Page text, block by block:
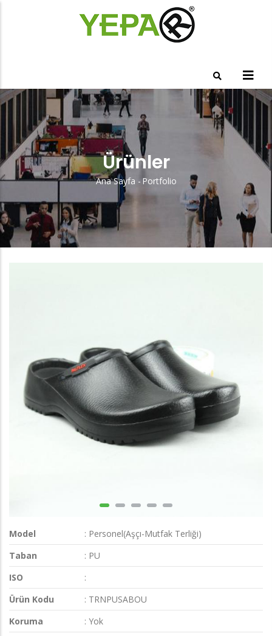
Ürünler
Sayfa
Yolu
Ana Sayfa - Portfolio
Model
: Personel(Aşçı-Mutfak Terliği)
Taban
: PU
ISO
:
Ürün Kodu
: TRNPUSABOU
Koruma
: Yok